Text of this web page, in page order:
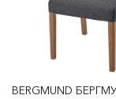
BERGMUND